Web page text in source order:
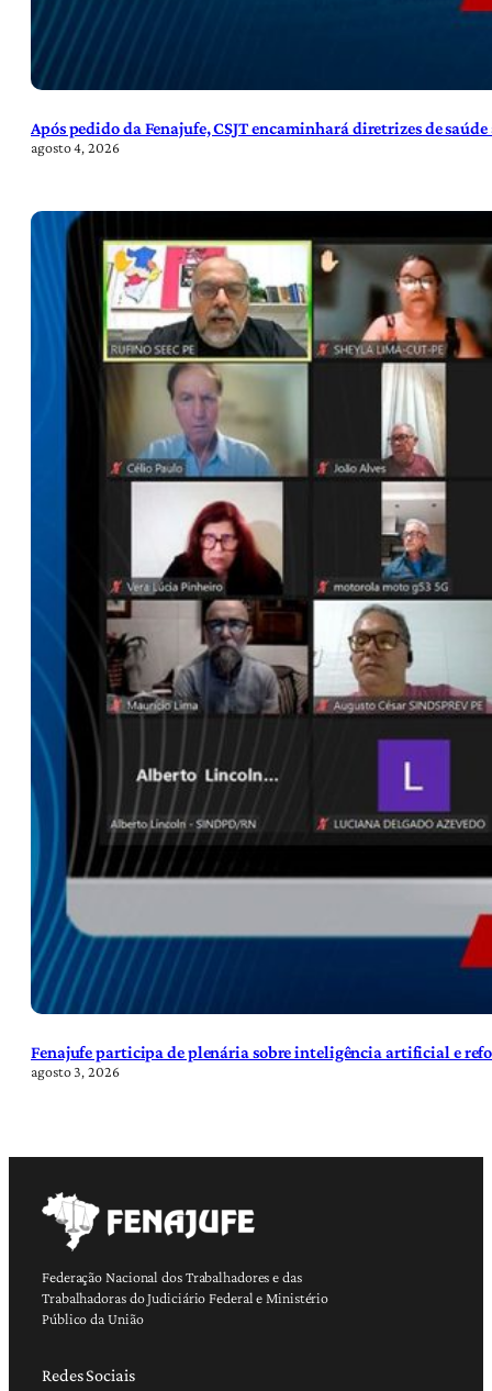
Após pedido da Fenajufe, CSJT encaminhará diretrizes de
agosto 4, 2026
Fenajufe participa de plenária sobre inteligência artificial e
agosto 3, 2026
Federação Nacional dos Trabalhadores e das
Trabalhadoras do Judiciário Federal e Ministério
Público da União
Redes Sociais